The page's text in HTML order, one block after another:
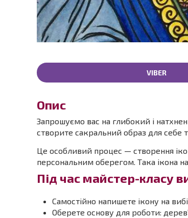
VIBER
Опис
Запрошуємо вас на глибокий і
створите сакральний образ для себе
Це особливий процес — створення
персональним оберегом. Така ікона
Під час майстер-класу
Самостійно напишете ікону на
Оберете основу для роботи: